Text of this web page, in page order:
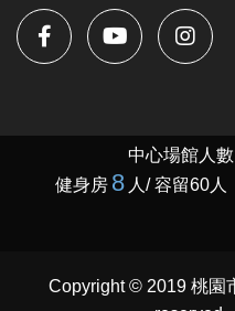
Copyright © 2019 桃園